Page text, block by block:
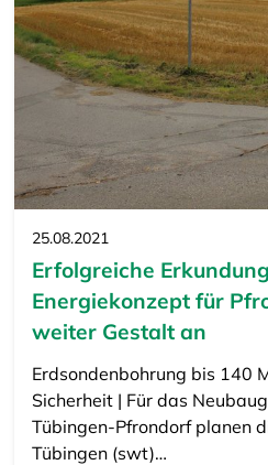
25.08.2021
Erfolgreiche
Energiekonzept für
weiter Gestalt an
Erdsondenbohrung bis 140
Sicherheit | Für das
Tübingen-Pfrondorf planen
Tübingen (swt)…